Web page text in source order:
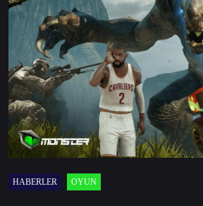
HABERLER OYUN